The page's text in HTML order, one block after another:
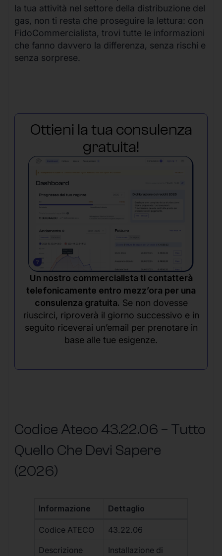
la tua attività nel settore della distribuzione del
gas, non ti resta che proseguire la lettura: con
FidoCommercialista, trovi tutte le informazioni
che fanno davvero la differenza, senza rischi e
senza sorprese.
Ottieni la tua consulenza
gratuita!
Un nostro commercialista ti contatterà
telefonicamente entro mezz’ora per una
consulenza gratuita. Se non dovesse
riuscirci, riproverà il giorno successivo e in
seguito riceverai un’email per prenotare in
base alle tue esigenze.
Codice Ateco 43.22.06 – Tutto
Quello Che Devi Sapere
(2026)
Informazione Dettaglio
Codice ATECO 43.22.06
Descrizione
Installazione di